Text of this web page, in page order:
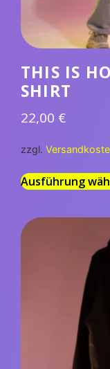
THIS IS
SHIRT
22,00 €
zzgl.
Ausführung